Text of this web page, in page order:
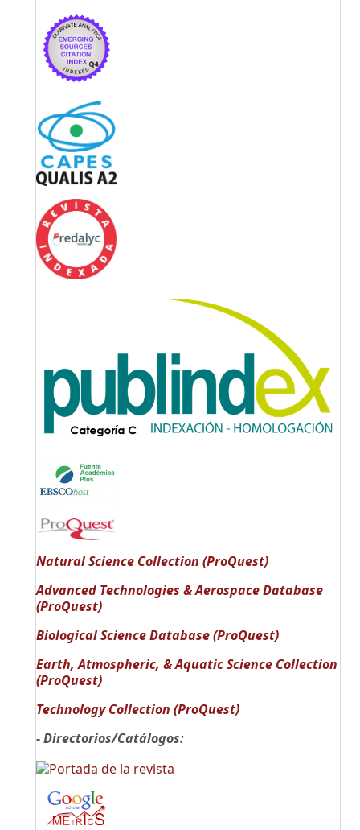
Natural Science Collection (ProQuest)
Advanced Technologies & Aerospace Database
(ProQuest)
Biological Science Database (ProQuest)
Earth, Atmospheric, & Aquatic Science Collection
(ProQuest)
Technology Collection (ProQuest)
- Directorios/Catálogos: